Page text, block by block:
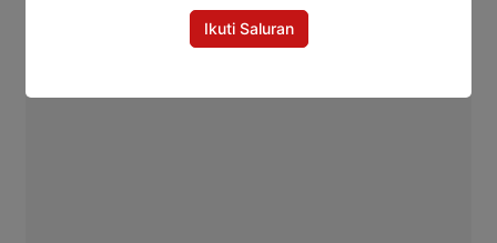
Ikuti Saluran